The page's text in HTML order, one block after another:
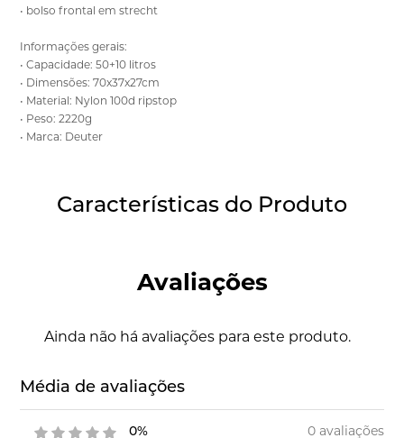
• bolso frontal em strecht
Informações gerais:
• Capacidade: 50+10 litros
• Dimensões: 70x37x27cm
• Material: Nylon 100d ripstop
• Peso: 2220g
• Marca: Deuter
Características do Produto
Avaliações
Ainda não há avaliações para este produto.
Média de avaliações
0% 0 avaliações